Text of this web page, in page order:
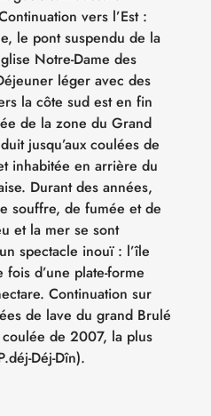
vers l’Est :
le pont suspendu de la
Notre-Dame des
léger avec des
la côte sud est en fin
de la zone du Grand
jusqu’aux coulées de
inhabitée en arrière du
Durant des années,
souffre, de fumée et de
et la mer se sont
spectacle inouï : l’île
fois d’une plate-forme
Continuation sur
de lave du grand Brulé
coulée de 2007, la plus
Déj-Dîn).